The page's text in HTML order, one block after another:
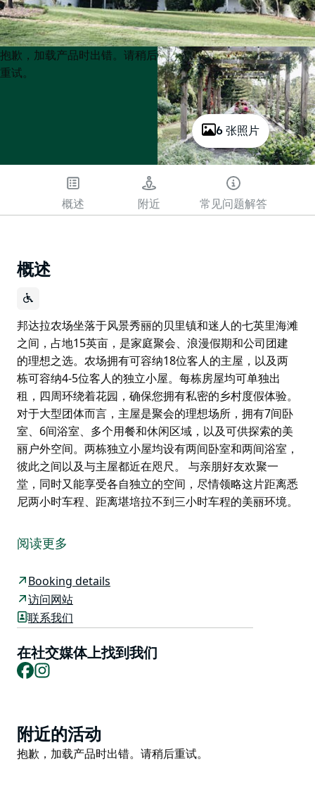
6 张照片
Product
List
Product
List
抱歉，加载产品时出错。请稍后
重试。
概述 附近 常见问题解答
概述
邦达拉农场坐落于风景秀丽的贝里镇和迷人的七英里海滩
之间，占地15英亩，是家庭聚会、浪漫假期和公司团建
的理想之选。农场拥有可容纳18位客人的主屋，以及两
栋可容纳4-5位客人的独立小屋。每栋房屋均可单独出
租，四周环绕着花园，确保您拥有私密的乡村度假体验。
对于大型团体而言，主屋是聚会的理想场所，拥有7间卧
室、6间浴室、多个用餐和休闲区域，以及可供探索的美
丽户外空间。两栋独立小屋均设有两间卧室和两间浴室，
彼此之间以及与主屋都近在咫尺。 与亲朋好友欢聚一
堂，同时又能享受各自独立的空间，尽情领略这片距离悉
尼两小时车程、距离堪培拉不到三小时车程的美丽环境。
之间，占地15英亩，是家庭聚会、浪漫假期和公司团建
的理想之选。农场拥有可容纳18位客人的主屋，以及两
租，四周环绕着花园，确保您拥有私密的乡村度假体验。
对于大型团体而言，主屋是聚会的理想场所，拥有7间卧
室、6间浴室、多个用餐和休闲区域，以及可供探索的美
丽户外空间。两栋独立小屋均设有两间卧室和两间浴室，
彼此之间以及与主屋都近在咫尺。
车程的美丽环境。
阅读更多
Booking details
访问网站
联系我们
在社交媒体上找到我们
Facebook
Product
List
附近的活动
Product
抱歉，加载产品时出错。请稍后重试。